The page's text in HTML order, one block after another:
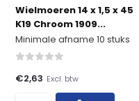
Wielmoeren 14 x 1,5 x 45
K19 Chroom 1909...
Minimale afname 10 stuks
€2,63 Excl. btw